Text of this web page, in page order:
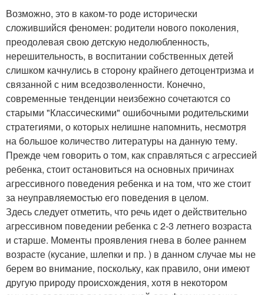
Возможно, это в каком-то роде исторически
сложившийся феномен: родители нового поколения,
преодолевая свою детскую недолюбленность,
нерешительность, в воспитании собственных детей
слишком качнулись в сторону крайнего детоцентризма и
связанной с ним вседозволенности. Конечно,
современные тенденции неизбежно сочетаются со
старыми "Классическими" ошибочными родительскими
стратегиями, о которых нелишне напомнить, несмотря
на большое количество литературы на данную тему.
Прежде чем говорить о том, как справляться с агрессией
ребенка, стоит остановиться на основных причинах
агрессивного поведения ребенка и на том, что же стоит
за неуправляемостью его поведения в целом.
Здесь следует отметить, что речь идет о действительно
агрессивном поведении ребенка с 2-3 летнего возраста
и старше. Моменты проявления гнева в более раннем
возрасте (кусание, шлепки и пр. ) в данном случае мы не
берем во внимание, поскольку, как правило, они имеют
другую природу происхождения, хотя в некотором